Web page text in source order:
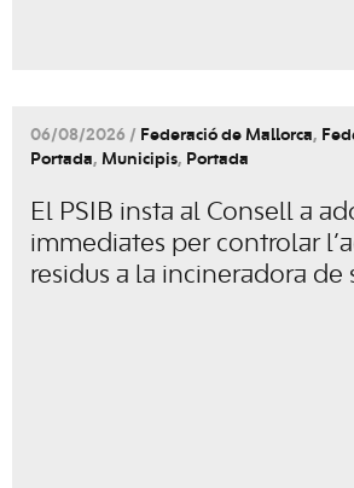
06/08/2026 / Federació de Mallorca,
Portada, Municipis, Portada
El PSIB insta al Consell a
immediates per controlar
residus a la incineradora de